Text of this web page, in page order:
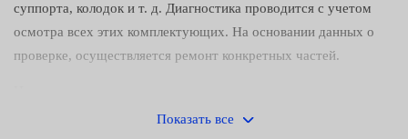
суппорта, колодок и т. д. Диагностика проводится с учетом
осмотра всех этих комплектующих. На основании данных о
проверке, осуществляется ремонт конкретных частей.
Показать все